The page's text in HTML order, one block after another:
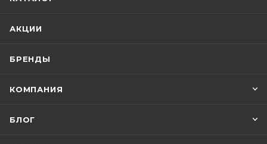
АКЦИИ
БРЕНДЫ
КОМПАНИЯ
БЛОГ